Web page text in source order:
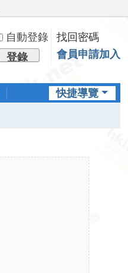
自動登錄
找回密碼
登錄 會員申請加入
快捷導覽